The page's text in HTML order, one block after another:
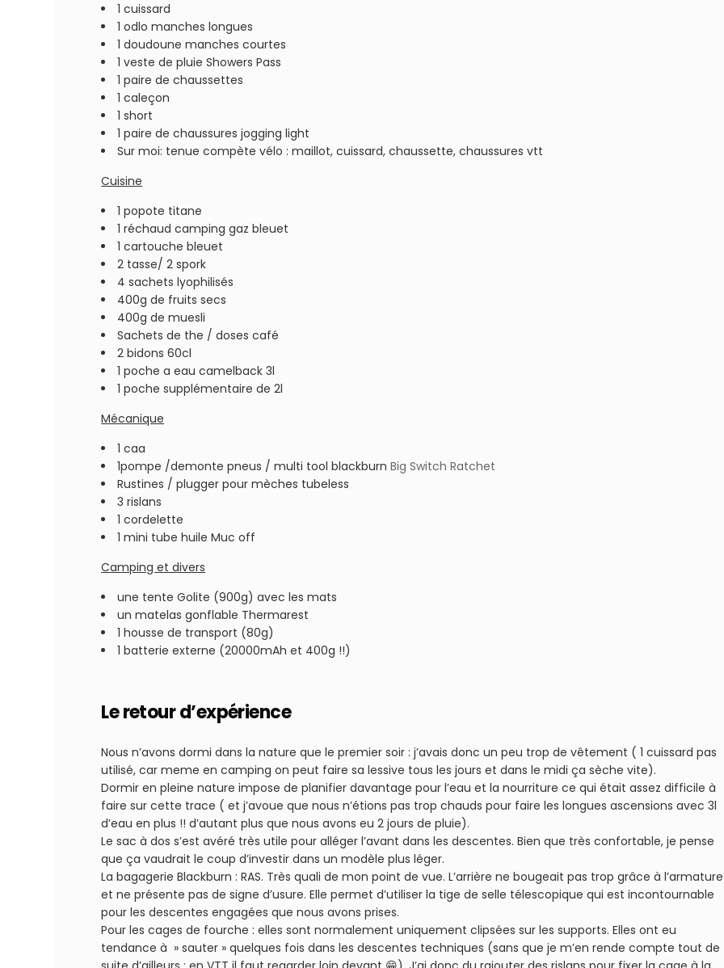
1 cuissard
1 odlo manches longues
1 doudoune manches courtes
1 veste de pluie Showers Pass
1 paire de chaussettes
1 caleçon
1 short
1 paire de chaussures jogging light
Sur moi: tenue compète vélo : maillot, cuissard, chaussette, chaussures vtt
Cuisine
1 popote titane
1 réchaud camping gaz bleuet
1 cartouche bleuet
2 tasse/ 2 spork
4 sachets lyophilisés
400g de fruits secs
400g de muesli
Sachets de the / doses café
2 bidons 60cl
1 poche a eau camelback 3l
1 poche supplémentaire de 2l
Mécanique
1 caa
1pompe /demonte pneus / multi tool blackburnBig Switch Ratchet
Rustines / plugger pour mèches tubeless
3 rislans
1 cordelette
1 mini tube huile Muc off
Camping et divers
une tente Golite (900g) avec les mats
un matelas gonflable Thermarest
1 housse de transport (80g)
1 batterie externe (20000mAh et 400g !!)
Le retour d’expérience
Nous n’avons dormi dans la nature que le premier soir : j’avais donc un peu trop de vêtement ( 1 cuissard pas
utilisé, car meme en camping on peut faire sa lessive tous les jours et dans le midi ça sèche vite).
Dormir en pleine nature impose de planifier davantage pour l’eau et la nourriture ce qui était assez difficile à
faire sur cette trace ( et j’avoue que nous n’étions pas trop chauds pour faire les longues ascensions avec 3l
d’eau en plus !! d’autant plus que nous avons eu 2 jours de pluie).
Le sac à dos s’est avéré très utile pour alléger l’avant dans les descentes. Bien que très confortable, je pense
que ça vaudrait le coup d’investir dans un modèle plus léger.
La bagagerie Blackburn : RAS. Très quali de mon point de vue. L’arrière ne bougeait pas trop grâce à l’armature
et ne présente pas de signe d’usure. Elle permet d’utiliser la tige de selle télescopique qui est incontournable
pour les descentes engagées que nous avons prises.
Pour les cages de fourche : elles sont normalement uniquement clipsées sur les supports. Elles ont eu
tendance à » sauter » quelques fois dans les descentes techniques (sans que je m’en rende compte tout de